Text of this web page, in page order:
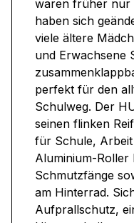
waren früher nur
haben sich
viele ältere
und Erwachsene
perfekt für den
Schulweg. Der
seinen flinken
für Schule,
Aluminium-Roller
Schmutzfänge
am Hinterrad.
Aufprallschutz,